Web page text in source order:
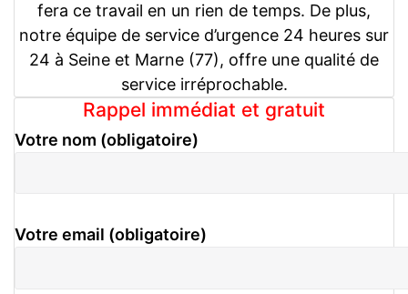
fera ce travail en un rien de temps. De plus,
notre équipe de service d’urgence 24 heures sur
24 à Seine et Marne (77), offre une qualité de
service irréprochable.
Rappel immédiat et gratuit
Votre nom (obligatoire)
Votre email (obligatoire)